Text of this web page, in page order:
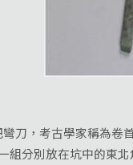
，考古學家稱為卷
組分別放在坑中的東